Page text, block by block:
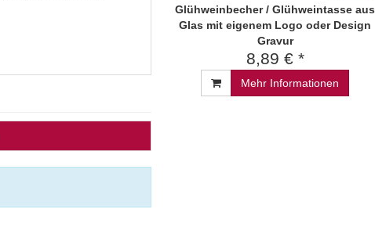
Glühweinbecher / Glühweintasse aus
Glas mit eigenem Logo oder Design
Gravur
8,89 € *
Mehr Informationen